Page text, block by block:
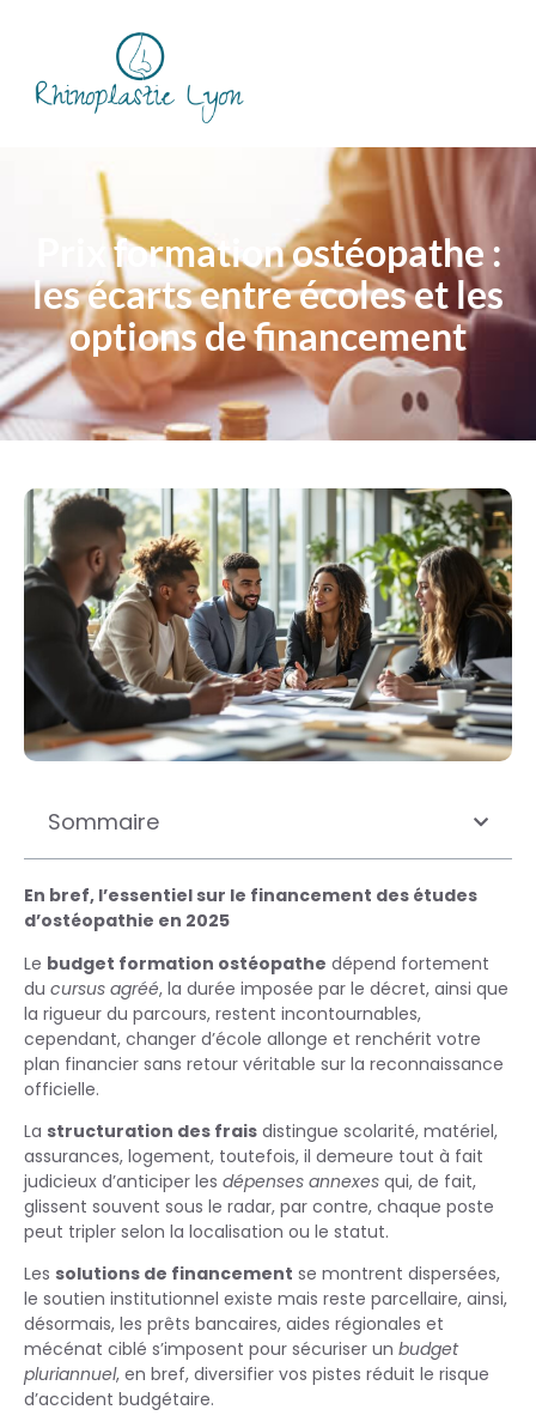
Prix formation ostéopathe :
les écarts entre écoles et les
options de financement
Sommaire
En bref, l’essentiel sur le financement des études
d’ostéopathie en 2025
Le budget formation ostéopathe dépend fortement
du cursus agréé, la durée imposée par le décret, ainsi que
la rigueur du parcours, restent incontournables,
cependant, changer d’école allonge et renchérit votre
plan financier sans retour véritable sur la reconnaissance
officielle.
La structuration des frais distingue scolarité, matériel,
assurances, logement, toutefois, il demeure tout à fait
judicieux d’anticiper les dépenses annexes qui, de fait,
glissent souvent sous le radar, par contre, chaque poste
peut tripler selon la localisation ou le statut.
Les solutions de financement se montrent dispersées,
le soutien institutionnel existe mais reste parcellaire, ainsi,
désormais, les prêts bancaires, aides régionales et
mécénat ciblé s’imposent pour sécuriser un budget
pluriannuel, en bref, diversifier vos pistes réduit le risque
d’accident budgétaire.